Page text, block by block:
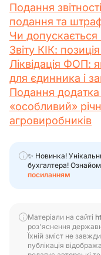
Подання
подання та
Чи допускається
Звіту КІК:
Ліквідація ФОП:
для єдинника і
Подання
«особливий»
агровиробників
✨ Новинка!
бухгалтера!
посиланням
Матеріали на сайті
роз'яснення
Їхній зміст не
публікація